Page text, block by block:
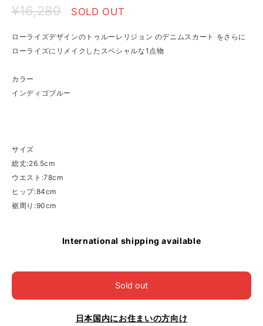
¥16,280 SOLD OUT
ローライズデザインのトゥルーレリジョン のデニムスカート をさらに
ローライズにリメイクしたスペシャルな1点物
カラー
インディゴブルー
サイズ
総丈:26.5cm
ウエスト:78cm
ヒップ:84cm
裾周り:90cm
International shipping available
Sold out
日本国内にお住まいの方向け